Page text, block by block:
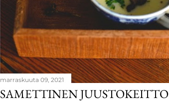
marraskuuta 09, 2021
SAMETTINEN JUUSTOKEITTO